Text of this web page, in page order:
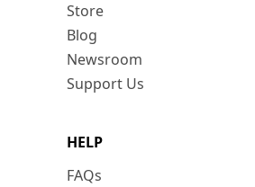
Store
Blog
Newsroom
Support Us
HELP
FAQs